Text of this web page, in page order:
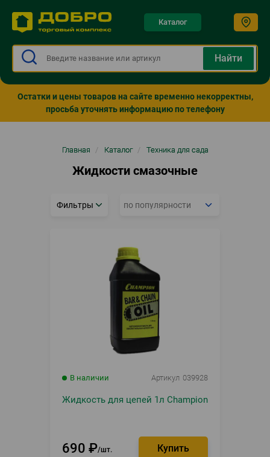
Каталог
Остатки и цены товаров на сайте временно некорректны,
просьба уточнять информацию по телефону
Главная / Каталог / Техника для сада
Жидкости смазочные
Фильтры
В наличии Артикул 039928
Жидкость для цепей 1л Champion
690 ₽ шт.